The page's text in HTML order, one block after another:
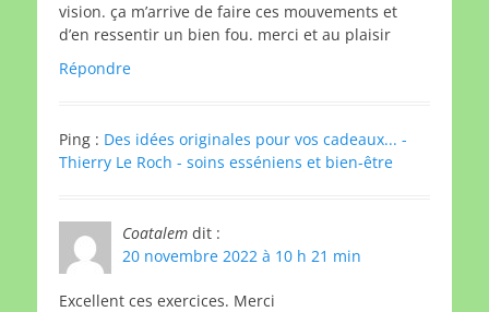
vision. ça m’arrive de faire ces mouvements et
d’en ressentir un bien fou. merci et au plaisir
Répondre
Ping : Des idées originales pour vos cadeaux... -
Thierry Le Roch - soins esséniens et bien-être
Coatalem dit :
20 novembre 2022 à 10 h 21 min
Excellent ces exercices. Merci